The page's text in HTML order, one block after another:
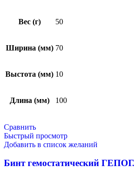
Вес (г) 50
Ширина (мм) 70
Выстота (мм) 10
Длина (мм) 100
Сравнить
Быстрый просмотр
Добавить в список желаний
Бинт гемостатический